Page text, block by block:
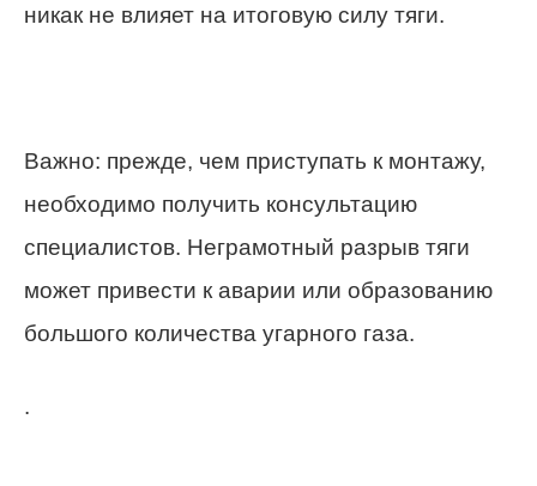
никак не влияет на итоговую силу тяги.
Важно: прежде, чем приступать к монтажу,
необходимо получить консультацию
специалистов. Неграмотный разрыв тяги
может привести к аварии или образованию
большого количества угарного газа.
.